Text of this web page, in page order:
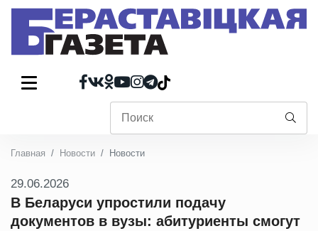
Главная Новости Новости
29.06.2026
В Беларуси упростили подачу
документов в вузы: абитуриенты смогут